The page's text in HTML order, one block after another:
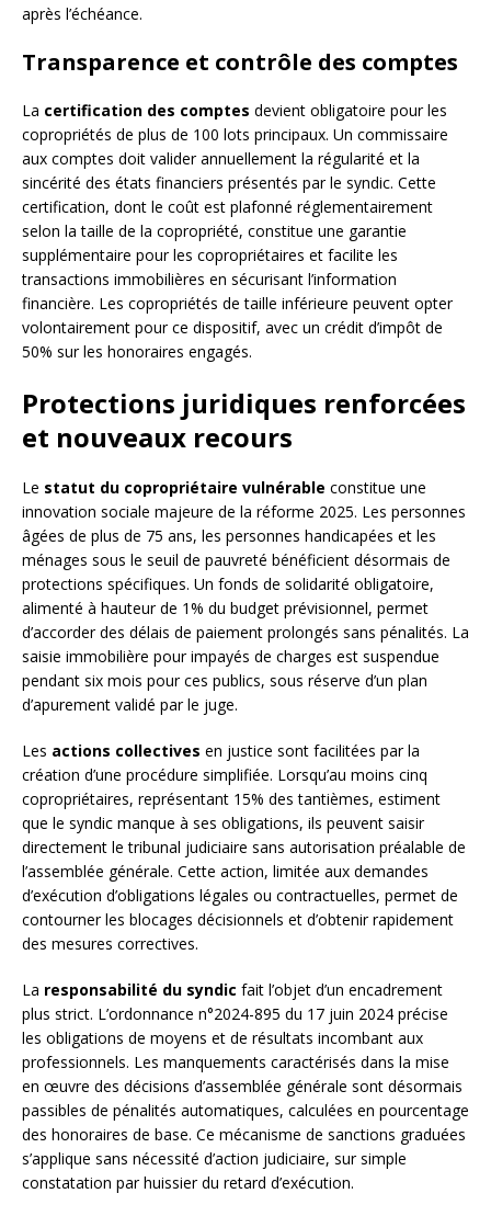
après l’échéance.
Transparence et contrôle des comptes
La certification des comptes devient obligatoire pour les
copropriétés de plus de 100 lots principaux. Un commissaire
aux comptes doit valider annuellement la régularité et la
sincérité des états financiers présentés par le syndic. Cette
certification, dont le coût est plafonné réglementairement
selon la taille de la copropriété, constitue une garantie
supplémentaire pour les copropriétaires et facilite les
transactions immobilières en sécurisant l’information
financière. Les copropriétés de taille inférieure peuvent opter
volontairement pour ce dispositif, avec un crédit d’impôt de
50% sur les honoraires engagés.
Protections juridiques renforcées
et nouveaux recours
Le statut du copropriétaire vulnérable constitue une
innovation sociale majeure de la réforme 2025. Les personnes
âgées de plus de 75 ans, les personnes handicapées et les
ménages sous le seuil de pauvreté bénéficient désormais de
protections spécifiques. Un fonds de solidarité obligatoire,
alimenté à hauteur de 1% du budget prévisionnel, permet
d’accorder des délais de paiement prolongés sans pénalités. La
saisie immobilière pour impayés de charges est suspendue
pendant six mois pour ces publics, sous réserve d’un plan
d’apurement validé par le juge.
Les actions collectives en justice sont facilitées par la
création d’une procédure simplifiée. Lorsqu’au moins cinq
copropriétaires, représentant 15% des tantièmes, estiment
que le syndic manque à ses obligations, ils peuvent saisir
directement le tribunal judiciaire sans autorisation préalable de
l’assemblée générale. Cette action, limitée aux demandes
d’exécution d’obligations légales ou contractuelles, permet de
contourner les blocages décisionnels et d’obtenir rapidement
des mesures correctives.
La responsabilité du syndic fait l’objet d’un encadrement
plus strict. L’ordonnance n°2024-895 du 17 juin 2024 précise
les obligations de moyens et de résultats incombant aux
professionnels. Les manquements caractérisés dans la mise
en œuvre des décisions d’assemblée générale sont désormais
passibles de pénalités automatiques, calculées en pourcentage
des honoraires de base. Ce mécanisme de sanctions graduées
s’applique sans nécessité d’action judiciaire, sur simple
constatation par huissier du retard d’exécution.